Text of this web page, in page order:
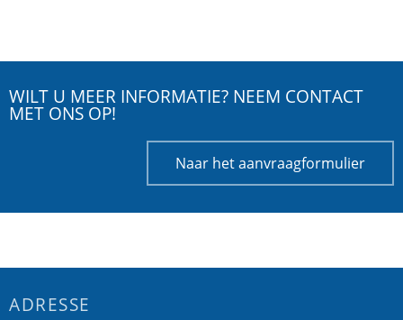
WILT U MEER INFORMATIE? NEEM CONTACT
MET ONS OP!
Naar het aanvraagformulier
ADRESSE